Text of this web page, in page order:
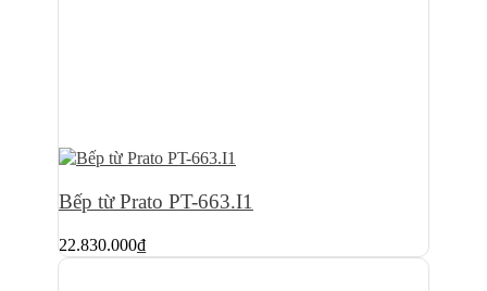
Bếp từ Prato PT-663.I1
22.830.000₫